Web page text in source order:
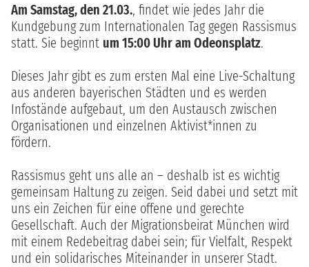
Am Samstag, den 21.03., findet wie jedes Jahr die
Kundgebung zum Internationalen Tag gegen Rassismus
statt. Sie beginnt um 15:00 Uhr am Odeonsplatz.
Dieses Jahr gibt es zum ersten Mal eine Live-Schaltung
aus anderen bayerischen Städten und es werden
Infostände aufgebaut, um den Austausch zwischen
Organisationen und einzelnen Aktivist*innen zu
fördern.
Rassismus geht uns alle an – deshalb ist es wichtig
gemeinsam Haltung zu zeigen. Seid dabei und setzt mit
uns ein Zeichen für eine offene und gerechte
Gesellschaft. Auch der Migrationsbeirat München wird
mit einem Redebeitrag dabei sein; für Vielfalt, Respekt
und ein solidarisches Miteinander in unserer Stadt.